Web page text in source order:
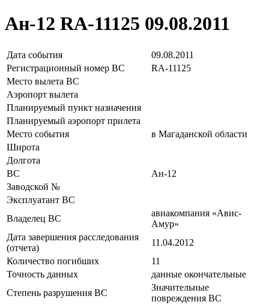
Ан-12 RA-11125 09.08.2011
Дата события
09.08.2011
Регистрационный номер ВС
RA-11125
Место вылета ВС
Аэропорт вылета
Планируемый пункт назначения
Планируемый аэропорт прилета
Место события
в Магаданской области
Широта
Долгота
ВС
Ан-12
Заводской №
Эксплуатант ВС
Владелец ВС
авиакомпания «Авис-
Амур»
Дата завершения расследования
(отчета)
11.04.2012
Количество погибших
11
Точность данных
данные окончательные
Степень разрушения ВС
Значительные
повреждения ВС